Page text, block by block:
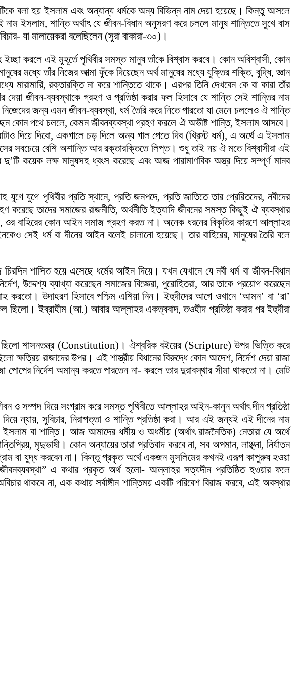
বলা হয় ইসলাম এবং অন্যান্য ধর্মকে অন্য বিভিন্ন নাম দেয়া হয়েছে। কিন্তু আসলে
ইসলাম, শান্তি অর্থাৎ যে জীবন-বিধান অনুসরণ করে চললে মানুষ শান্তিতে সুখে বাস
যা মালায়েকরা বলেছিলেন (সুরা বাকারা-৩০)।
করলে এই মুহূর্তে পৃথিবীর সমস্ত মানুষ তাঁকে বিশ্বাস করবে। কোন অবিশ্বাসী, কোন
তাঁর নিজের আত্মা ফুঁকে দিয়েছেন অর্থ মানুষের মধ্যে যুক্তির শক্তি, বুদ্ধি, জ্ঞান
মারামারি, রক্তারক্তি না করে শান্তিতে থাকে। এরপর তিনি দেখবেন কে বা কারা তাঁর
জীবন-ব্যবস্থাকে গ্রহণ ও প্রতিষ্ঠা করার ফল হিসাবে যে শান্তি সেই শান্তির নাম
জন্য এমন জীবন-ব্যবস্থা, ধর্ম তৈরি করে নিতে পারতো যা মেনে চললেও ঐ শান্তি
কোন পথে চললে, কেমন জীবনব্যবস্থা গ্রহণ করলে ঐ অভীষ্ট শান্তি, ইসলাম আসবে।
দিয়ে দিবো, একগালে চড় দিলে অন্য গাল পেতে দিব (খ্রিস্ট ধর্ম), এ অর্থে এ ইসলাম
সবচেয়ে বেশি অশান্তি আর রক্তারক্তিতে লিপ্ত। শুধু তাই নয় ঐ মতে বিশ্বাসীরা এই
দু’টি কয়েক লক্ষ মানুষসহ ধ্বংস করেছে এবং আজ পারামাণবিক অস্ত্র দিয়ে সম্পূর্ণ মানব
যুগে যুগে পৃথিবীর প্রতি স্থানে, প্রতি জনপদে, প্রতি জাতিতে তার প্রেরিতদের, নবীদের
তাদের সমাজের রাজনীতি, অর্থনীতি ইত্যাদি জীবনের সমস্ত কিছুই ঐ ব্যবস্থার
ওর বাহিরের কোন আইন সমাজ গ্রহণ করত না। অনেক ধরনের বিকৃতির কারণে আল্লাহর
সেই ধর্ম বা দীনের আইন বলেই চালানো হয়েছে। তার বাহিরের, মানুষের তৈরি বলে
শাসিত হয়ে এসেছে ধর্মের আইন দিয়ে। যখন যেখানে যে নবী ধর্ম বা জীবন-বিধান
উদ্দেশ্য ব্যাখ্যা করেছেন সমাজের বিজ্ঞেরা, পুরোহিতরা, আর তাকে প্রয়োগ করেছেন
উদাহরণ হিসাবে পশ্চিম এশিয়া নিন। ইহুদীদের আগে ওখানে ‘আমন’ বা ‘রা’
ইব্রাহীম (আ.) আবার আল্লাহর একত্ববাদ, তওহীদ প্রতিষ্ঠা করার পর ইহুদীরা
ছিলো শাসনতন্ত্র (Constitution)। ঐশ্বরিক বইয়ের (Scripture) উপর ভিত্তি করে
ক্ষত্রিয় রাজাদের উপর। এই শাস্ত্রীয় বিধানের বিরুদ্ধে কোন আদেশ, নির্দেশ দেয়া রাজা
নির্দেশ অমান্য করতে পারতেন না- করলে তার দুরাবস্থার সীমা থাকতো না। মোট
ও সম্পদ দিয়ে সংগ্রাম করে সমস্ত পৃথিবীতে আল্লাহর আইন-কানুন অর্থাৎ দীন প্রতিষ্ঠা
ন্যায়, সুবিচার, নিরাপত্তা ও শান্তি প্রতিষ্ঠা করা। আর এই জন্যই এই দীনের নাম
বা শান্তি। আজ আমাদের ধর্মীয় ও অধর্মীয় (অর্থাৎ রাজনৈতিক) নেতারা যে অর্থে
মৃদুভাষী। কোন অন্যায়ের তারা প্রতিবাদ করবে না, সব অপমান, লাঞ্ছনা, নির্যাতন
বা যুদ্ধ করবেন না। কিন্তু প্রকৃত অর্থে একজন মুসলিমের কখনই এরূপ কাপুরুষ হওয়া
এ কথার প্রকৃত অর্থ হলো- আল্লাহর সত্যদীন প্রতিষ্ঠিত হওয়ার ফলে
থাকবে না, এক কথায় সর্বাঙ্গীন শান্তিময় একটি পরিবেশ বিরাজ করবে, এই অবস্থার